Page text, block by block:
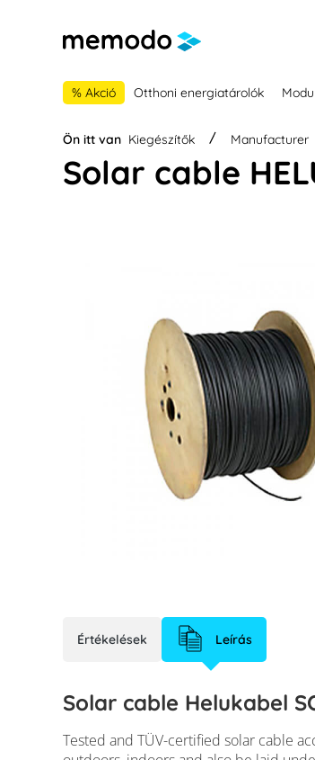
% Akció Otthoni energiatárolók
Ön itt van Kiegészítők Manufacturer
Solar cable
Értékelések Leírás
Solar cable Helukabel
Tested and TÜV-certified solar cable